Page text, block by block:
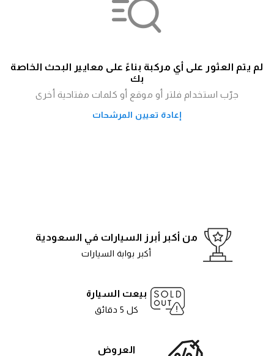
لم يتم العثور على أي مركبة بناءً على معايير البحث الخاصة
بك
جرّب استخدام فلتر أو موقع أو كلمات مفتاحية أخرى
إعادة تعيين المرشحات
من أكبر أبرز السيارات في السعودية
أكبر بوابة السيارات
بيعت السيارة
كل 5 دقائق
العروض